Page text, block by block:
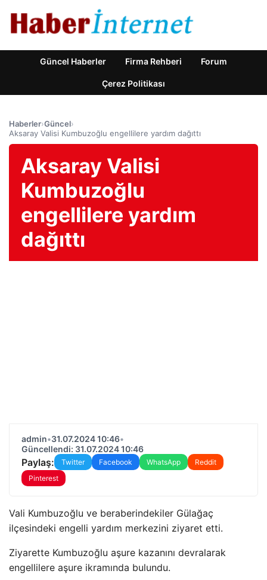
Güncel Haberler Firma Rehberi Forum
Çerez Politikası
Haberler›Güncel›
Aksaray Valisi Kumbuzoğlu engellilere yardım dağıttı
Aksaray Valisi
Kumbuzoğlu
engellilere yardım
dağıttı
admin•31.07.2024 10:46•
Güncellendi: 31.07.2024 10:46
Paylaş: Twitter Facebook WhatsApp
Reddit
Pinterest
Vali Kumbuzoğlu ve beraberindekiler Gülağaç
ilçesindeki engelli yardım merkezini ziyaret etti.
Ziyarette Kumbuzoğlu aşure kazanını devralarak
engellilere aşure ikramında bulundu.